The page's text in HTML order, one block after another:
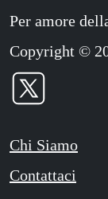
Per amore
Copyright ©
Chi Siamo
Contattaci